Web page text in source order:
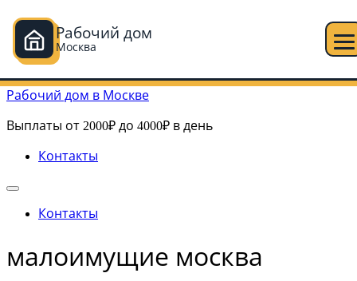
Рабочий дом
Москва
Перейти к содержимому
Рабочий дом в Москве
Выплаты от 2000₽ до 4000₽ в день
Контакты
Контакты
малоимущие москва